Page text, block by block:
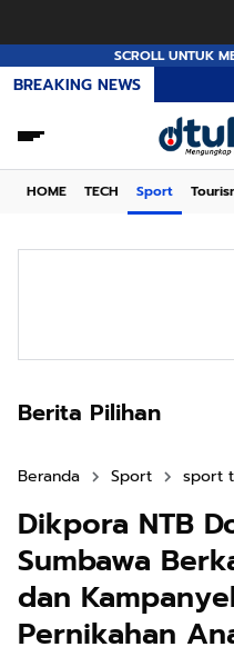
SCROLL UNTUK
BREAKING NEWS
HOME TECH Sport
Berita Pilihan
Beranda Sport sport
Dikpora NTB
Sumbawa
dan
Pernikahan